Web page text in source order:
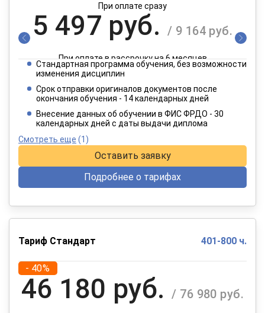
При оплате сразу
5 497 руб. / 9 164 руб.
При оплате в рассрочку на 6 месяцев
2 749 руб.
При оплате в рассрочку на 12 месяцев
Стандартная программа обучения, без возможности
изменения дисциплин
Срок отправки оригиналов документов после
окончания обучения - 14 календарных дней
Внесение данных об обучении в ФИС ФРДО - 30
календарных дней с даты выдачи диплома
Смотреть еще (1)
Оставить заявку
Подробнее о тарифах
Тариф Стандарт 401-800 ч.
- 40%
46 180 руб. / 76 980 руб.